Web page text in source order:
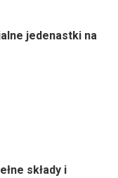
jedenastki na
składy i